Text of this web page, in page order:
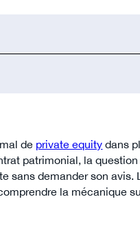
de private equity dans
patrimonial, la
sans demander son avis.
la mécanique